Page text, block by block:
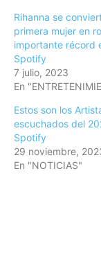
Rihanna se
primera mujer en
importante récord
Spotify
7 julio, 2023
En
Estos son los
escuchados del
Spotify
29 noviembre,
En "NOTICIAS"